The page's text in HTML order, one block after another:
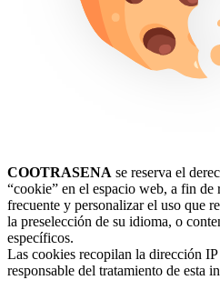
COOTRASENA se reserva el
“cookie” en el espacio web, a fin
frecuente y personalizar el uso que
la preselección de su idioma, o
específicos.
Las cookies recopilan la dirección
responsable del tratamiento de esta